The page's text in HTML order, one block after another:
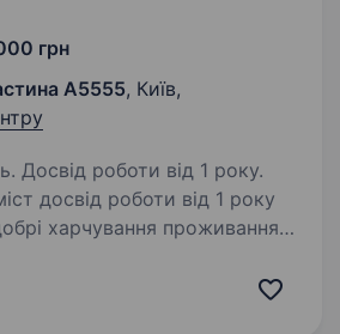
грн
А5555, Київ,
Досвід роботи від 1 року.
досвід роботи від 1 року
харчування проживання
якщо в розшуку. Cлужба